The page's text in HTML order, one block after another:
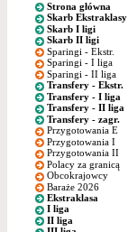
Strona główna
Skarb Ekstraklasy
Skarb I ligi
Skarb II ligi
Sparingi - Ekstr.
Sparingi - I liga
Sparingi - II liga
Transfery - Ekstr.
Transfery - I liga
Transfery - II liga
Transfery - zagr.
Przygotowania E
Przygotowania I
Przygotowania II
Polacy za granicą
Obcokrajowcy
Baraże 2026
Ekstraklasa
I liga
II liga